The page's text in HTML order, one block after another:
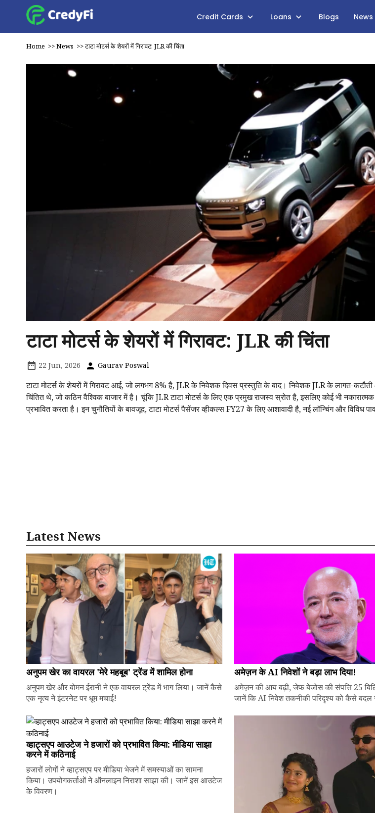
Credit Cards Loans Blogs News
Home >>News >>टाटा मोटर्स के शेयरों में गिरावट: JLR की चिंता
टाटा मोटर्स के शेयरों में गिरावट: JLR की चिंता
22 Jun, 2026 Gaurav Poswal
टाटा मोटर्स के शेयरों में गिरावट आई, जो लगभग 8% है, JLR के निवेशक दिवस प्रस्तुति के बाद। निवेशक JLR के लागत-
चिंतित थे, जो कठिन वैश्विक बाजार में है। चूंकि JLR टाटा मोटर्स के लिए एक प्रमुख राजस्व स्रोत है, इसलिए कोई भी
प्रभावित करता है। इन चुनौतियों के बावजूद, टाटा मोटर्स पैसेंजर व्हीकल्स FY27 के लिए आशावादी है, नई लॉन्चिंग और विविध
Latest News
अनुपम खेर का वायरल 'मेरे महबूब' ट्रेंड में शामिल होना
अनुपम खेर और बोमन ईरानी ने एक वायरल ट्रेंड में भाग लिया। जानें कैसे
एक नृत्य ने इंटरनेट पर धूम मचाई!
अमेज़न के AI निवेशों ने बड़ा लाभ दिया!
अमेज़न की आय बढ़ी, जेफ बेजोस की संपत्ति 25
जानें कि AI निवेश तकनीकी परिदृश्य को कैसे बदल
व्हाट्सएप आउटेज ने हजारों को प्रभावित किया: मीडिया साझा
करने में कठिनाई
हजारों लोगों ने व्हाट्सएप पर मीडिया भेजने में समस्याओं का सामना
किया। उपयोगकर्ताओं ने ऑनलाइन निराशा साझा की। जानें इस आउटेज
के विवरण।